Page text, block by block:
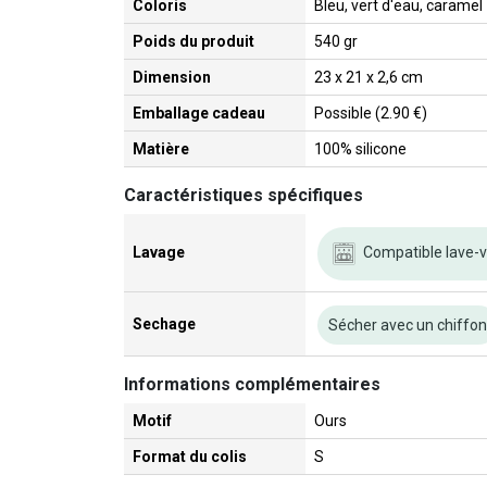
Coloris Bleu, vert d'eau, caramel
Poids du produit 540 gr
Dimension 23 x 21 x 2,6 cm
Emballage cadeau Possible (2.90 €)
Matière 100% silicone
Caractéristiques spécifiques
Lavage Compatible lave-
Sechage Sécher avec un chiffon
Informations complémentaires
Motif Ours
Format du colis S